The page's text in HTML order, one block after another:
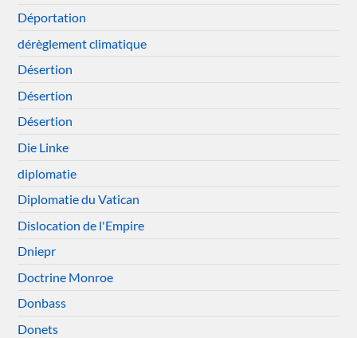
Déportation
dérèglement climatique
Désertion
Désertion
Désertion
Die Linke
diplomatie
Diplomatie du Vatican
Dislocation de l'Empire
Dniepr
Doctrine Monroe
Donbass
Donets